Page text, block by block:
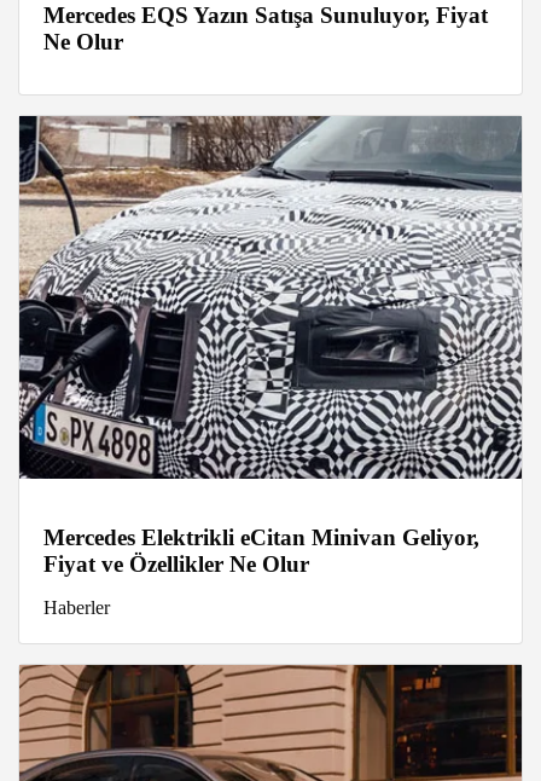
Mercedes EQS Yazın Satışa Sunuluyor, Fiyat
Ne Olur
Mercedes Elektrikli eCitan Minivan Geliyor,
Fiyat ve Özellikler Ne Olur
Haberler